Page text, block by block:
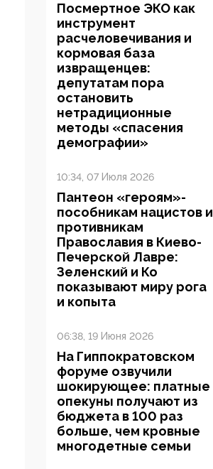
Посмертное ЭКО как
инструмент
расчеловечивания и
кормовая база
извращенцев:
депутатам пора
остановить
нетрадиционные
методы «спасения
демографии»
10:34, 07 Июля 2026
Пантеон «героям»-
пособникам нацистов и
противникам
Православия в Киево-
Печерской Лавре:
Зеленский и Ко
показывают миру рога
и копыта
06:38, 19 Июня 2026
На Гиппократовском
форуме озвучили
шокирующее: платные
опекуны получают из
бюджета в 100 раз
больше, чем кровные
многодетные семьи